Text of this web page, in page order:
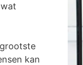
kan